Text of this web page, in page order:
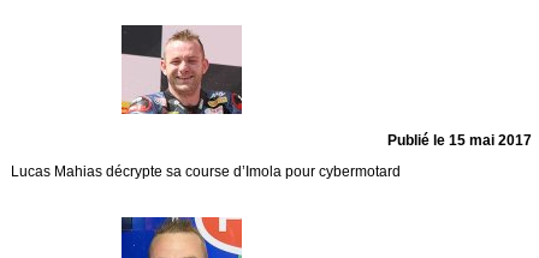
Publié le 15 mai 2017
Lucas Mahias décrypte sa course d’Imola pour cybermotard